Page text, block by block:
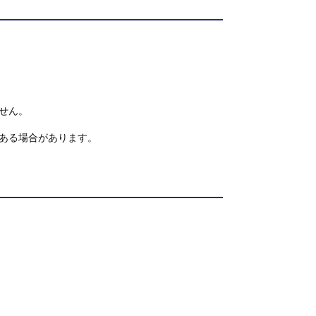
ん。
場合があります。